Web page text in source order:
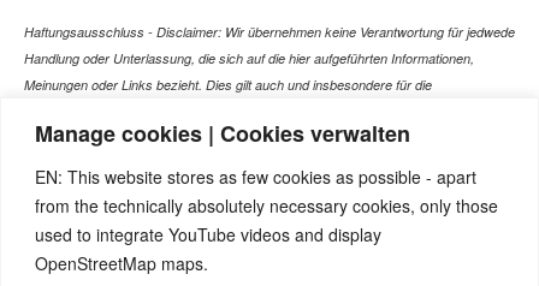
Manage cookies | Cookies verwalten
EN: This website stores as few cookies as possible - apart
from the technically absolutely necessary cookies, only those
used to integrate YouTube videos and display
OpenStreetMap maps.
Haftungsausschluss - Disclaimer: Wir übernehmen keine Verantwortung für jedwede
Handlung oder Unterlassung, die sich auf die hier aufgeführten Informationen,
Meinungen oder Links bezieht. Dies gilt auch und insbesondere für die
Gespräch mit dem Arzt Ihres Vertrauens darstellen können. Bei den Texten auf
Versuch einer Diagnose oder Behandlung! Wir übernehmen keinerlei Gewähr für die
Korrektheit, Aktualität, Vollständigkeit oder Qualität der Informationen auf dieser
Website. Zusätzlich müssen wir jede Haftung oder Garantie ausschließen. Dies gilt
auch für alle Verweise (Links), die direkt oder indirekt angeboten werden. Wir